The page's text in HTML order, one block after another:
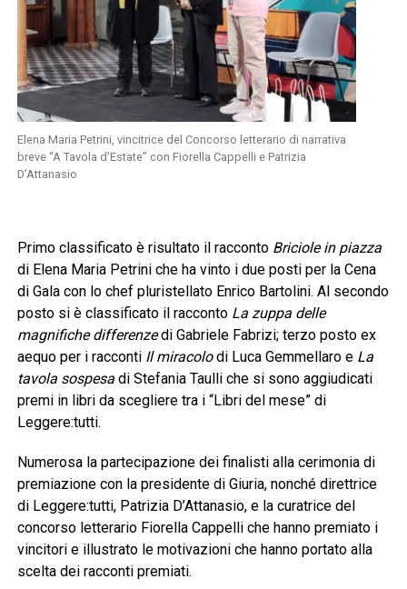
Elena Maria Petrini, vincitrice del Concorso letterario di narrativa
breve “A Tavola d’Estate” con Fiorella Cappelli e Patrizia
D’Attanasio
Primo classificato è risultato il racconto Briciole in piazza
di Elena Maria Petrini che ha vinto i due posti per la Cena
di Gala con lo chef pluristellato Enrico Bartolini. Al secondo
posto si è classificato il racconto La zuppa delle
magnifiche differenzedi Gabriele Fabrizi; terzo posto ex
aequo per i racconti Il miracolodi Luca Gemmellaro e La
tavola sospesadi Stefania Taulli che si sono aggiudicati
premi in libri da scegliere tra i “Libri del mese” di
Leggere:tutti.
Numerosa la partecipazione dei finalisti alla cerimonia di
premiazione con la presidente di Giuria, nonché direttrice
di Leggere:tutti, Patrizia D’Attanasio, e la curatrice del
concorso letterario Fiorella Cappelli che hanno premiato i
vincitori e illustrato le motivazioni che hanno portato alla
scelta dei racconti premiati.